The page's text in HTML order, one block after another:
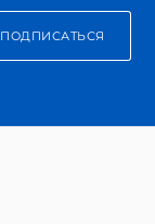
ПОДПИСАТЬСЯ